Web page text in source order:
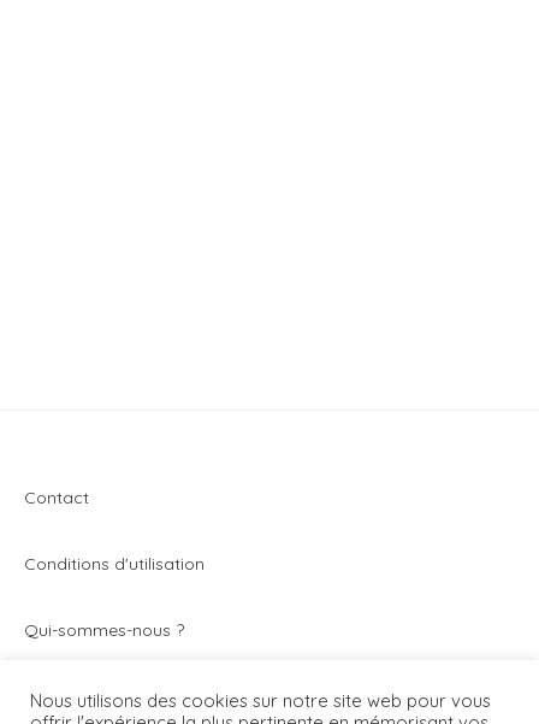
Contact
Conditions d'utilisation
Qui-sommes-nous ?
Vivez toute l’actualité du secteur de la montre et de
Nous utilisons des cookies sur notre site web pour vous